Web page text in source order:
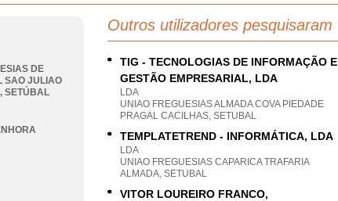
DE
SAO JULIAO
, SETÚBAL
Outros utilizadores pesquisaram
TIG - TECNOLOGIAS DE INFORMAÇÃO E
GESTÃO EMPRESARIAL, LDA
LDA
UNIAO FREGUESIAS ALMADA COVA PIEDADE
PRAGAL CACILHAS, SETUBAL
TEMPLATETREND - INFORMÁTICA, LDA
LDA
UNIAO FREGUESIAS CAPARICA TRAFARIA
ALMADA, SETUBAL
VITOR LOUREIRO FRANCO,